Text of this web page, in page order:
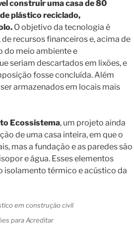
construir uma casa de 80
plástico reciclado,
O objetivo da tecnologia é
recursos financeiros e, acima de
do meio ambiente e
seriam descartados em lixões, e
fosse concluída. Além
armazenados em locais mais
Ecossistema, um projeto ainda
de uma casa inteira, em que o
mas a fundação e as paredes são
e água. Esses elementos
isolamento térmico e acústico da
para Acreditar